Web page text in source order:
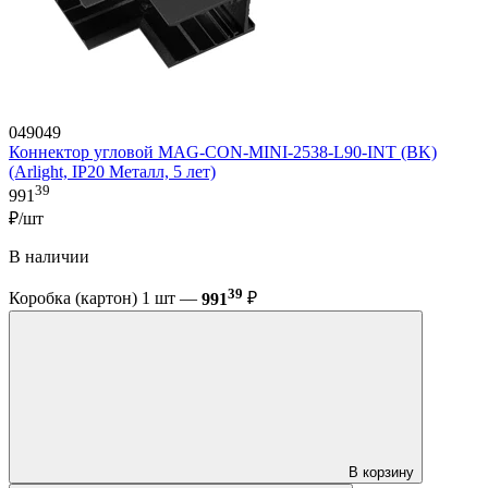
049049
Коннектор угловой MAG-CON-MINI-2538-L90-INT (BK)
(Arlight, IP20 Металл, 5 лет)
99139
₽/шт
В наличии
Коробка (картон) 1 шт — 99139 ₽
В корзину